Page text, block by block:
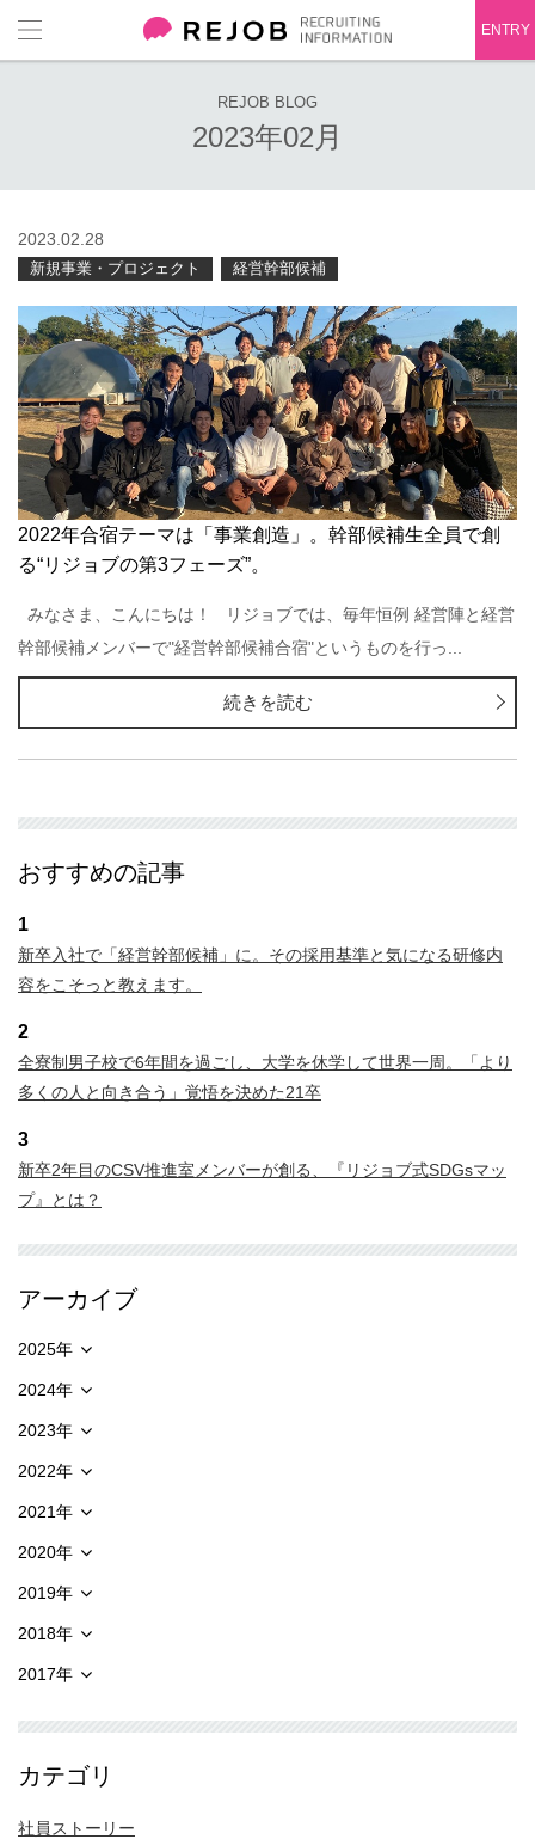
ENTRY
REJOB BLOG
2023年02月
2023.02.28
新規事業・プロジェクト 経営幹部候補
2022年合宿テーマは「事業創造」。幹部候補生全員で創
る“リジョブの第3フェーズ”。
みなさま、こんにちは！ リジョブでは、毎年恒例 経営陣と経営
幹部候補メンバーで"経営幹部候補合宿"というものを行っ...
続きを読む
おすすめの記事
1
新卒入社で「経営幹部候補」に。その採用基準と気になる研修内
容をこそっと教えます。
2
全寮制男子校で6年間を過ごし、大学を休学して世界一周。「より
多くの人と向き合う」覚悟を決めた21卒
3
新卒2年目のCSV推進室メンバーが創る、『リジョブ式SDGsマッ
プ』とは？
アーカイブ
2025年
2024年
2023年
2022年
2021年
2020年
2019年
2018年
2017年
カテゴリ
社員ストーリー